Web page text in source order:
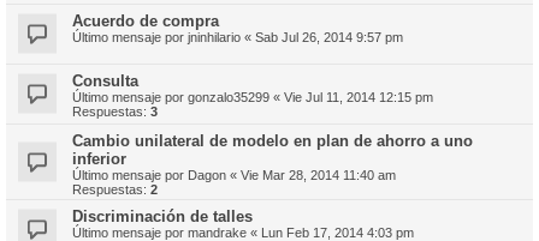
Acuerdo de compra
Último mensaje por jninhilario « Sab Jul 26, 2014 9:57 pm
Consulta
Último mensaje por gonzalo35299 « Vie Jul 11, 2014 12:15 pm
Respuestas: 3
Cambio unilateral de modelo en plan de ahorro a uno
inferior
Último mensaje por Dagon « Vie Mar 28, 2014 11:40 am
Respuestas: 2
Discriminación de talles
Último mensaje por mandrake « Lun Feb 17, 2014 4:03 pm